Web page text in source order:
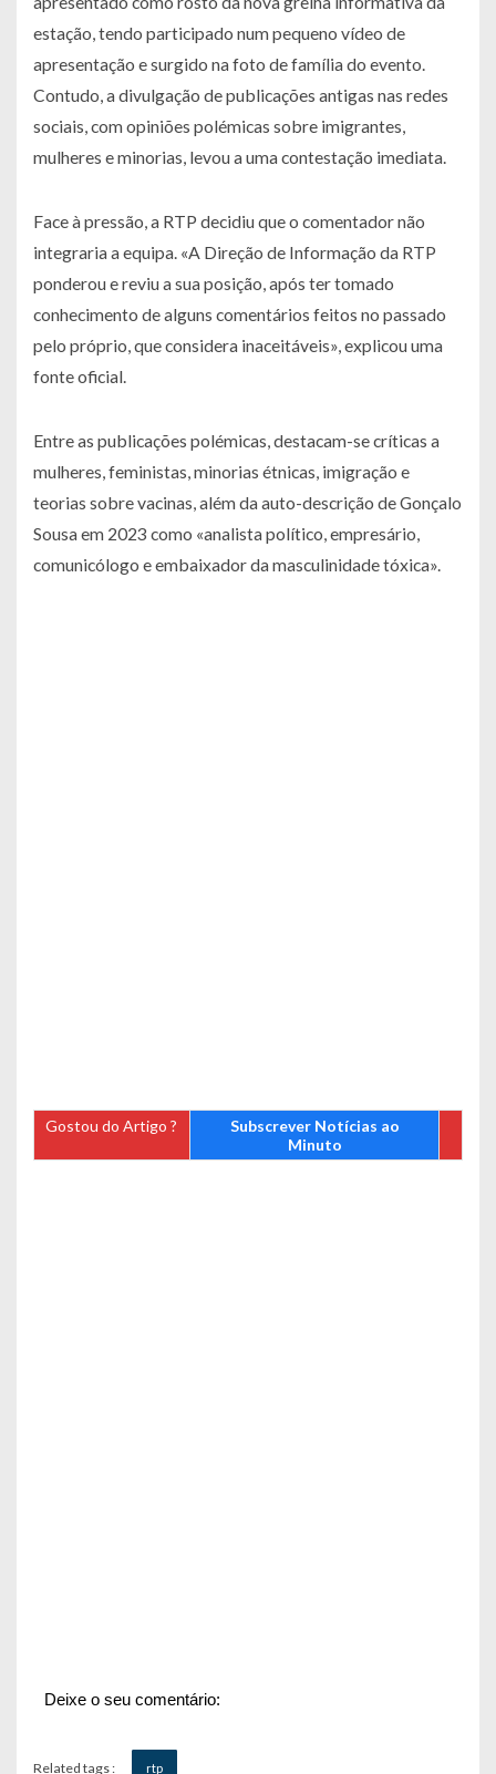
estação, tendo participado num pequeno vídeo de
apresentação e surgido na foto de família do evento.
Contudo, a divulgação de publicações antigas nas redes
sociais, com opiniões polémicas sobre imigrantes,
mulheres e minorias, levou a uma contestação imediata.
Face à pressão, a RTP decidiu que o comentador não
integraria a equipa. «A Direção de Informação da RTP
ponderou e reviu a sua posição, após ter tomado
conhecimento de alguns comentários feitos no passado
pelo próprio, que considera inaceitáveis», explicou uma
fonte oficial.
Entre as publicações polémicas, destacam-se críticas a
mulheres, feministas, minorias étnicas, imigração e
teorias sobre vacinas, além da auto-descrição de Gonçalo
Sousa em 2023 como «analista político, empresário,
comunicólogo e embaixador da masculinidade tóxica».
Gostou do Artigo ?
Subscrever Notícias ao
Minuto
Deixe o seu comentário:
Related tags : rtp